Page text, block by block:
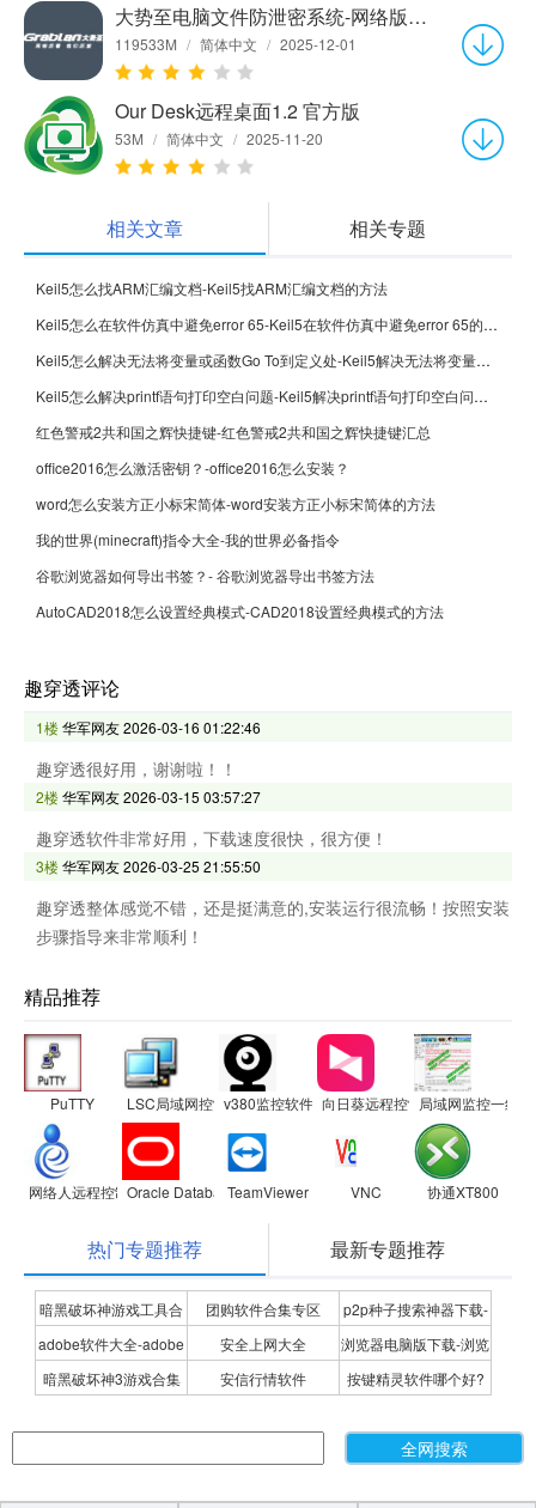
大势至电脑文件防泄密系统-网络版V18.15官方版
119533M / 简体中文 / 2025-12-01
Our Desk远程桌面1.2 官方版
53M / 简体中文 / 2025-11-20
相关文章 相关专题
Keil5怎么找ARM汇编文档-Keil5找ARM汇编文档的方法
Keil5怎么在软件仿真中避免error 65-Keil5在软件仿真中避免error 65的方法
Keil5怎么解决无法将变量或函数Go To到定义处-Keil5解决无法将变量或函数Go To到定义处的方法
Keil5怎么解决printf语句打印空白问题-Keil5解决printf语句打印空白问题的方法
红色警戒2共和国之辉快捷键-红色警戒2共和国之辉快捷键汇总
office2016怎么激活密钥？-office2016怎么安装？
word怎么安装方正小标宋简体-word安装方正小标宋简体的方法
我的世界(minecraft)指令大全-我的世界必备指令
谷歌浏览器如何导出书签？- 谷歌浏览器导出书签方法
AutoCAD2018怎么设置经典模式-CAD2018设置经典模式的方法
趣穿透评论
1楼华军网友2026-03-16 01:22:46
趣穿透很好用，谢谢啦！！
2楼华军网友2026-03-15 03:57:27
趣穿透软件非常好用，下载速度很快，很方便！
3楼华军网友2026-03-25 21:55:50
趣穿透整体感觉不错，还是挺满意的,安装运行很流畅！按照安装
步骤指导来非常顺利！
精品推荐
PuTTY LSC局域网控制软件v380监控软件 向日葵远程控制客户端局域网监控一线通
网络人远程控制软件Oracle Database Instant Client
TeamViewer VNC 协通XT800
热门专题推荐 最新专题推荐
暗黑破坏神游戏工具合
集
团购软件合集专区
p2p种子搜索神器下载-
P2P种子搜索神器专题
adobe软件大全-adobe
全系列软件下载-adobe
安全上网大全
浏览器电脑版下载-浏览
器下载合集
暗黑破坏神3游戏合集 安信行情软件
按键精灵软件哪个好?